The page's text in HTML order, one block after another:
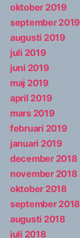
oktober 2019
september 2019
augusti 2019
juli 2019
juni 2019
maj 2019
april 2019
mars 2019
februari 2019
januari 2019
december 2018
november 2018
oktober 2018
september 2018
augusti 2018
juli 2018